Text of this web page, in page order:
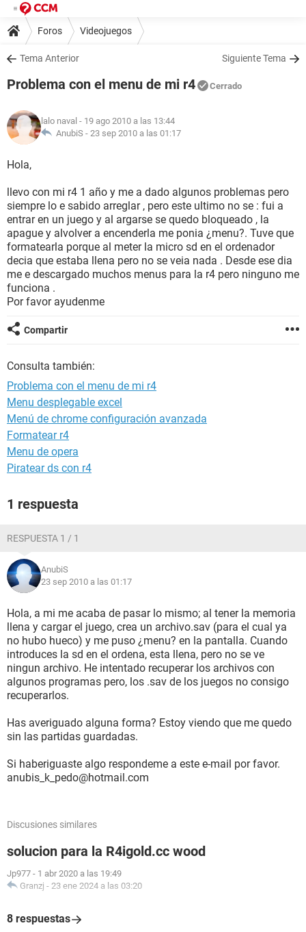
Foros Videojuegos
Tema Anterior Siguiente Tema
Problema con el menu de mi r4 Cerrado
lalo naval - 19 ago 2010 a las 13:44
AnubiS - 23 sep 2010 a las 01:17
Hola,
llevo con mi r4 1 año y me a dado algunos problemas pero
siempre lo e sabido arreglar , pero este ultimo no se : fui a
entrar en un juego y al argarse se quedo bloqueado , la
apague y alvolver a encenderla me ponia ¿menu?. Tuve que
formatearla porque al meter la micro sd en el ordenador
decia que estaba llena pero no se veia nada . Desde ese dia
me e descargado muchos menus para la r4 pero ninguno me
funciona .
Por favor ayudenme
Compartir
Consulta también:
Problema con el menu de mi r4
Menu desplegable excel
Menú de chrome configuración avanzada
Formatear r4
Menu de opera
Piratear ds con r4
1 respuesta
RESPUESTA 1 / 1
AnubiS
23 sep 2010 a las 01:17
Hola, a mi me acaba de pasar lo mismo; al tener la memoria
llena y cargar el juego, crea un archivo.sav (para el cual ya
no hubo hueco) y me puso ¿menu? en la pantalla. Cuando
introduces la sd en el ordena, esta llena, pero no se ve
ningun archivo. He intentado recuperar los archivos con
algunos programas pero, los .sav de los juegos no consigo
recuperarlos.
Has averiguado alguna forma? Estoy viendo que me quedo
sin las partidas guardadas.
Si haberiguaste algo respondeme a este e-mail por favor.
anubis_k_pedo@hotmail.com
Discusiones similares
solucion para la R4igold.cc wood
Jp977 - 1 abr 2020 a las 19:49
Granzj - 23 ene 2024 a las 03:20
8 respuestas